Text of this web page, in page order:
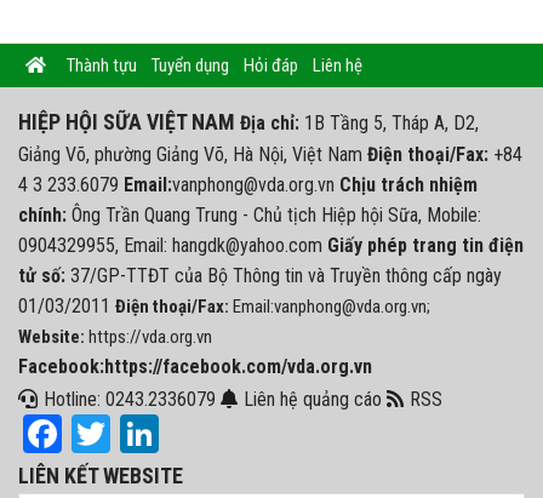
Thành tựu Tuyển dụng Hỏi đáp Liên hệ
HIỆP HỘI SỮA VIỆT NAM Địa chỉ: 1B Tầng 5, Tháp A, D2,
Giảng Võ, phường Giảng Võ, Hà Nội, Việt Nam Điện thoại/Fax: +84
4 3 233.6079 Email:vanphong@vda.org.vn Chịu trách nhiệm
chính: Ông Trần Quang Trung - Chủ tịch Hiệp hội Sữa, Mobile:
0904329955, Email: hangdk@yahoo.com Giấy phép trang tin điện
tử số: 37/GP-TTĐT của Bộ Thông tin và Truyền thông cấp ngày
01/03/2011 Điện thoại/Fax: Email:vanphong@vda.org.vn;
Website: https://vda.org.vn
Facebook:https://facebook.com/vda.org.vn
Hotline: 0243.2336079
Liên hệ quảng cáo RSS
Facebook
Twitter
LIÊN KẾT WEBSITE